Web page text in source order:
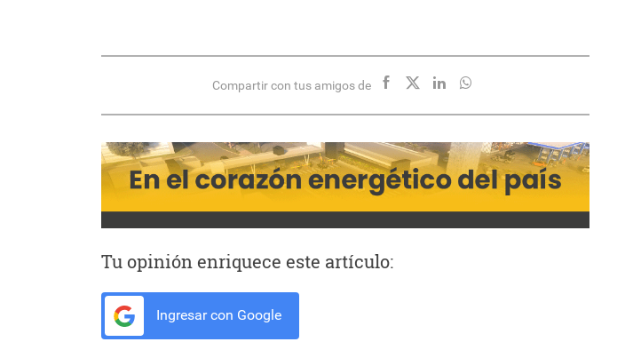
Compartir con tus amigos de
Tu opinión enriquece este artículo:
Ingresar con Google